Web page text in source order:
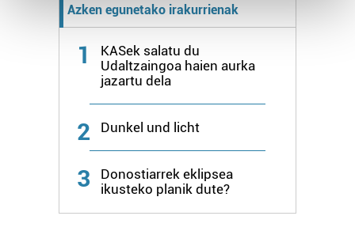
and set your preferences in thedetails section
Guk eta gure bazkideek zure datu pertsonalak
prozesatzen ditugu, zure IP zenbakia, besteak beste,
teknologia erabiliz, cookieak adibidez, iragarki eta eduki
pertsonalizatuak eskaintzeko, iragarkiak eta edukia
neurtzeko, jendeari buruzko informazioa biltzeko eta
produktuak garatzeko. Zure datuak nork eta zertarako
Azken egunetako irakurrienak
1
KASek salatu du
Udaltzaingoa haien aurka
jazartu dela
2 Dunkel und licht
3
Donostiarrek eklipsea
ikusteko planik dute?